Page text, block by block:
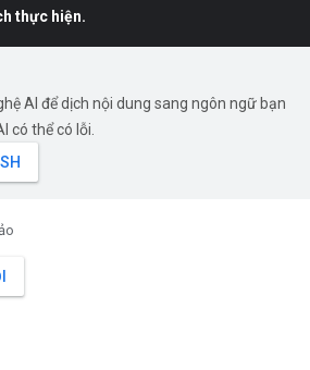
thực hiện.
AI để dịch nội dung sang ngôn ngữ bạn
có thể có lỗi.